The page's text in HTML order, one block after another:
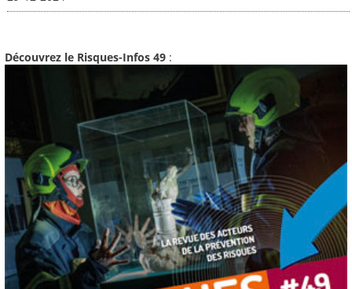
Découvrez le Risques-Infos 49 :